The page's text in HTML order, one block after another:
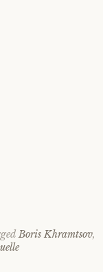
Boris Khramtsov,